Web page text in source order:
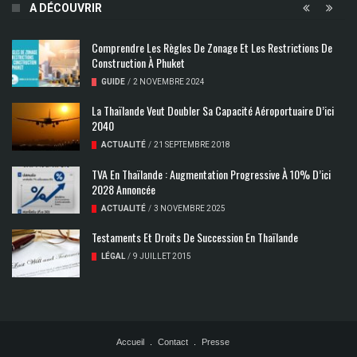
A DÉCOUVRIR
Comprendre Les Règles De Zonage Et Les Restrictions De
Construction À Phuket
GUIDE / 2 NOVEMBRE 2024
La Thaïlande Veut Doubler Sa Capacité Aéroportuaire D’ici
2040
ACTUALITÉ / 21 SEPTEMBRE 2018
TVA En Thaïlande : Augmentation Progressive À 10% D’ici
2028 Annoncée
ACTUALITÉ / 3 NOVEMBRE 2025
Testaments Et Droits De Succession En Thaïlande
LÉGAL / 9 JUILLET 2015
Accueil Contact Presse